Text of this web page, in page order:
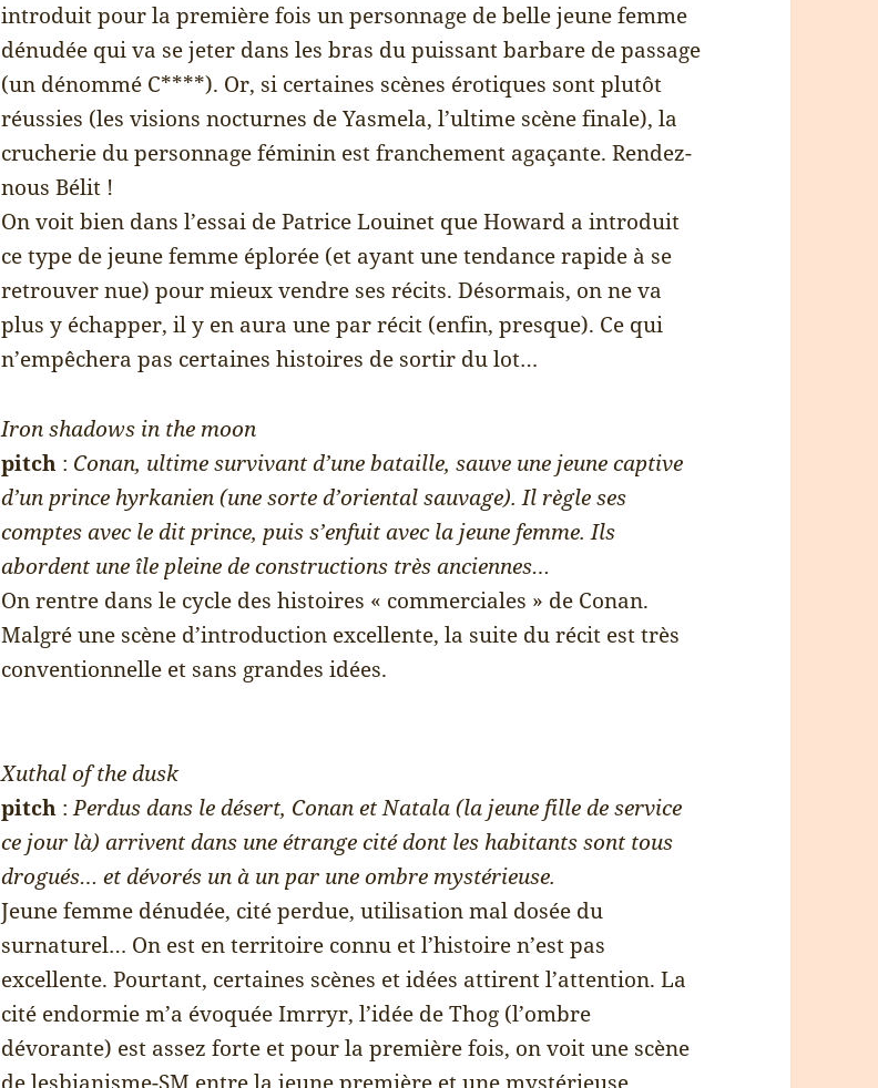
introduit pour la première fois un personnage de belle jeune femme
dénudée qui va se jeter dans les bras du puissant barbare de passage
(un dénommé C****). Or, si certaines scènes érotiques sont plutôt
réussies (les visions nocturnes de Yasmela, l’ultime scène finale), la
crucherie du personnage féminin est franchement agaçante. Rendez-
nous Bélit !
On voit bien dans l’essai de Patrice Louinet que Howard a introduit
ce type de jeune femme éplorée (et ayant une tendance rapide à se
retrouver nue) pour mieux vendre ses récits. Désormais, on ne va
plus y échapper, il y en aura une par récit (enfin, presque). Ce qui
n’empêchera pas certaines histoires de sortir du lot…
Iron shadows in the moon
pitch : Conan, ultime survivant d’une bataille, sauve une jeune captive
d’un prince hyrkanien (une sorte d’oriental sauvage). Il règle ses
comptes avec le dit prince, puis s’enfuit avec la jeune femme. Ils
abordent une île pleine de constructions très anciennes…
On rentre dans le cycle des histoires « commerciales » de Conan.
Malgré une scène d’introduction excellente, la suite du récit est très
conventionnelle et sans grandes idées.
Xuthal of the dusk
pitch :Perdus dans le désert, Conan et Natala (la jeune fille de service
ce jour là) arrivent dans une étrange cité dont les habitants sont tous
drogués… et dévorés un à un par une ombre mystérieuse.
Jeune femme dénudée, cité perdue, utilisation mal dosée du
surnaturel… On est en territoire connu et l’histoire n’est pas
excellente. Pourtant, certaines scènes et idées attirent l’attention. La
cité endormie m’a évoquée Imrryr, l’idée de Thog (l’ombre
dévorante) est assez forte et pour la première fois, on voit une scène